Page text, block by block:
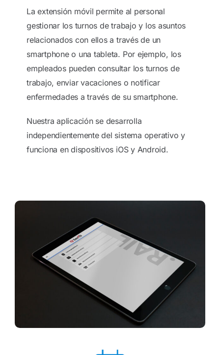
La extensión móvil permite al personal
gestionar los turnos de trabajo y los asuntos
relacionados con ellos a través de un
smartphone o una tableta. Por ejemplo, los
empleados pueden consultar los turnos de
trabajo, enviar vacaciones o notificar
enfermedades a través de su smartphone.
Nuestra aplicación se desarrolla
independientemente del sistema operativo y
funciona en dispositivos iOS y Android.